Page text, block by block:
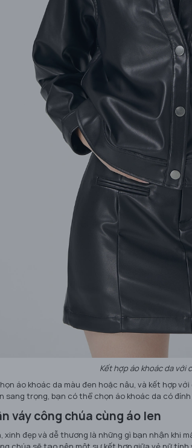
Kết hợp áo khoác da với
áo khoác da màu đen hoặc nâu, và kết hợp
sang trọng, bạn có thể chọn áo khoác da có
váy công chúa cùng áo len
xinh đẹp và dễ thương là những gì bạn nhận khi